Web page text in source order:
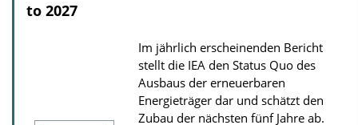
t
i
o
to 2027
Im jährlich erscheinenden Bericht
stellt die IEA den Status Quo des
Ausbaus der erneuerbaren
Energieträger dar und schätzt den
Zubau der nächsten fünf Jahre ab.